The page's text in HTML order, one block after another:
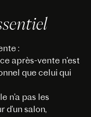
:
après-vente n’est
que celui qui
n’a pas les
d’un salon,